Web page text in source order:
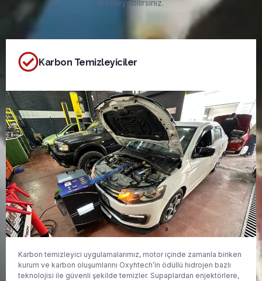
inceleyebilirsiniz.
Karbon Temizleyiciler
Karbon temizleyici uygulamalarımız, motor içinde zamanla biriken
kurum ve karbon oluşumlarını Oxyhtech’in ödüllü hidrojen bazlı
teknolojisi ile güvenli şekilde temizler. Supaplardan enjektörlere,